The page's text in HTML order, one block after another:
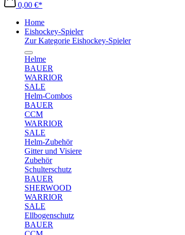
0,00 €*
Home
Eishockey-Spieler
Zur Kategorie Eishockey-Spieler
Helme
BAUER
WARRIOR
SALE
Helm-Combos
BAUER
CCM
WARRIOR
SALE
Helm-Zubehör
Gitter und Visiere
Zubehör
Schulterschutz
BAUER
SHERWOOD
WARRIOR
SALE
Ellbogenschutz
BAUER